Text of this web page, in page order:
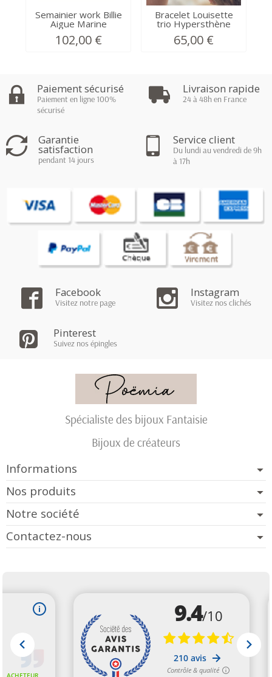
Semainier work Billie
Aigue Marine
102,00 €
Bracelet Louisette
trio Hypersthène
65,00 €
Paiement sécurisé
Paiement en ligne 100%
sécurisé
Livraison rapide
24 à 48h en France
Garantie
satisfaction
pendant 14 jours
Service client
Du lundi au vendredi de 9h
à 17h
Facebook
Visitez notre page
Instagram
Visitez nos clichés
Pinterest
Suivez nos épingles
Spécialiste des bijoux Fantaisie
Bijoux de créateurs
Informations
Nos produits
Notre société
Contactez-nous